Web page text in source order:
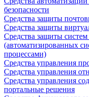
безопасности
Средства защиты
Средства защиты
Средства защиты
(автоматизированных
процессами)
Средства управления
Средства управления
Средства управления
портальные решения